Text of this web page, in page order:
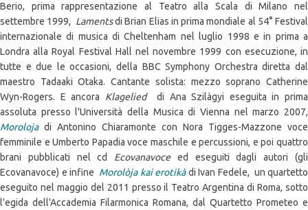
Berio, prima rappresentazione al Teatro alla Scala di Milano nel
settembre 1999, Lamentsdi Brian Elias in prima mondiale al 54° Festival
internazionale di musica di Cheltenham nel luglio 1998 e in prima a
Londra alla Royal Festival Hall nel novembre 1999 con esecuzione, in
tutte e due le occasioni, della BBC Symphony Orchestra diretta dal
maestro Tadaaki Otaka. Cantante solista: mezzo soprano Catherine
Wyn-Rogers. E ancora Klagelied
di Ana Szilàgyi eseguita in prima
assoluta presso l'Università della Musica di Vienna nel marzo 2007,
Morolojadi Antonino Chiaramonte con Nora Tigges-Mazzone voce
femminile e Umberto Papadia voce maschile e percussioni, e poi quattro
brani pubblicati nel cd Ecovanavoce ed eseguiti dagli autori (gli
Ecovanavoce) e infine Morolòja kai erotikàdi Ivan Fedele, un quartetto
eseguito nel maggio del 2011 presso il Teatro Argentina di Roma, sotto
l'egida dell'Accademia Filarmonica Romana, dal Quartetto Prometeo e